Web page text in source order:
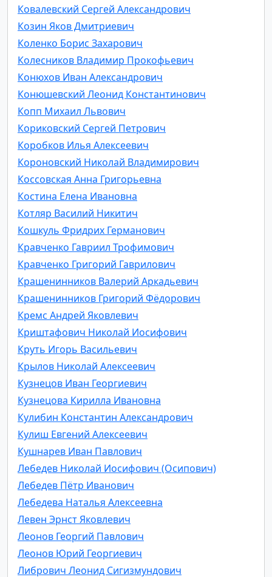
Ковалевский Сергей Александрович
Козин Яков Дмитриевич
Коленко Борис Захарович
Колесников Владимир Прокофьевич
Конюхов Иван Александрович
Конюшевский Леонид Константинович
Копп Михаил Львович
Кориковский Сергей Петрович
Коробков Илья Алексеевич
Короновский Николай Владимирович
Коссовская Анна Григорьевна
Костина Елена Ивановна
Котляр Василий Никитич
Кошкуль Фридрих Германович
Кравченко Гавриил Трофимович
Кравченко Григорий Гаврилович
Крашенинников Валерий Аркадьевич
Крашенинников Григорий Фёдорович
Кремс Андрей Яковлевич
Криштафович Николай Иосифович
Круть Игорь Васильевич
Крылов Николай Алексеевич
Кузнецов Иван Георгиевич
Кузнецова Кирилла Ивановна
Кулибин Константин Александрович
Кулиш Евгений Алексеевич
Кушнарев Иван Павлович
Лебедев Николай Иосифович (Осипович)
Лебедев Пётр Иванович
Лебедева Наталья Алексеевна
Левен Эрнст Яковлевич
Леонов Георгий Павлович
Леонов Юрий Георгиевич
Либрович Леонид Сигизмундович